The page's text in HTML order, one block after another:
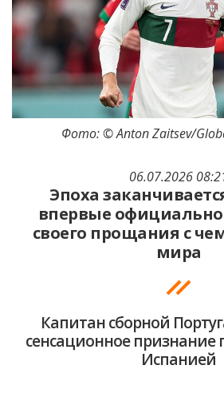
06.07.2026
Эпоха
впервые официально
своего прощания с
мира
Капитан сборной
сенсационное признание
Испанией
Фото: © Anton Zaitsev/